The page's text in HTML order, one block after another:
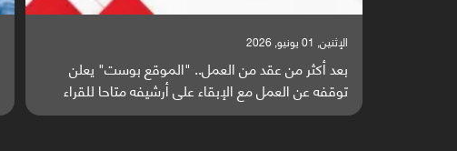
الإثنين, 01 يونيو, 2026
بعد أكثر من عقد من العمل.. "الموقع بوست" يعلن
توقفه عن العمل مع الإبقاء على أرشيفه متاحا للقراء